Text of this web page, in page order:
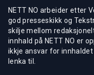
NETT NO arbeider etter
god presseskikk og
skilje mellom
innhald på NETT NO er
ikkje ansvar for
lenka til.